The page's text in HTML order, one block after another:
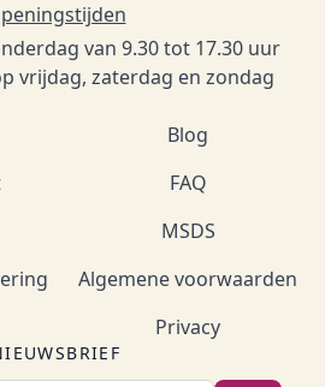
van 9.30 tot 17.30 uur
vrijdag, zaterdag en zondag
Blog
FAQ
MSDS
Algemene voorwaarden
Privacy